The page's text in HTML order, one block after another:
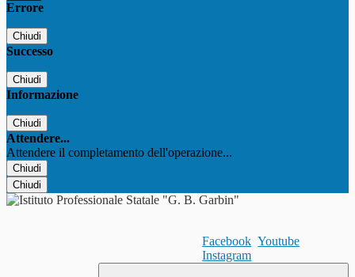
Errore
Chiudi
Successo
Chiudi
Informazione
Chiudi
Attendere...
Attendere il completamento dell'operazione...
Chiudi
Chiudi
Facebook Youtube
Instagram